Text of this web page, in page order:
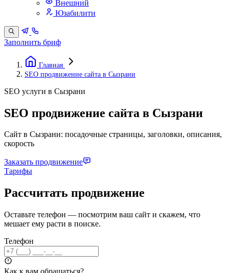
Внешний
Юзабилити
Заполнить бриф
Главная
SEO продвижение сайта в Сызрани
SEO услуги в Сызрани
SEO продвижение сайта в Сызрани
Сайт в Сызрани: посадочные страницы, заголовки, описания,
скорость
Заказать продвижение
Тарифы
Рассчитать продвижение
Оставьте телефон — посмотрим ваш сайт и скажем, что
мешает ему расти в поиске.
Телефон